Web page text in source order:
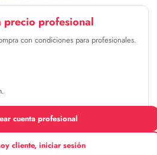
precio profesional
con condiciones para profesionales.
cuenta profesional
cliente, iniciar sesión